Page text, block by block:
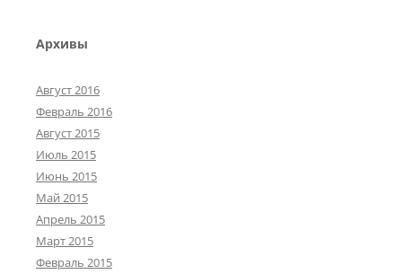
Архивы
Август 2016
Февраль 2016
Август 2015
Июль 2015
Июнь 2015
Май 2015
Апрель 2015
Март 2015
Февраль 2015